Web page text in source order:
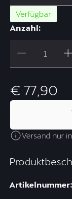
Artikelnummer:
Verfügbar
Anzahl:
€ 77,90
Versand nur